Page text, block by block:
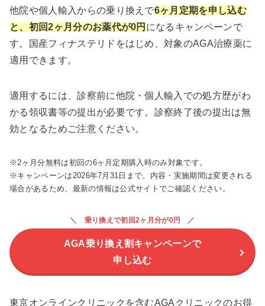
他院や個人輸入からの乗り換えで6ヶ月定期を申し込む
と、初回2ヶ月分のお薬代が0円 になるキャンペーンで
す。国産フィナステリドをはじめ、対象のAGA治療薬に
適用できます。
適用するには、診察前に他院・個人輸入での処方歴がわ
かる領収書等の提出が必要です。診察終了後の提出は無
効となるためご注意ください。
※2ヶ月分無料は初回の6ヶ月定期購入時のみ対象です。
※キャンペーンは2026年7月31日まで。内容・実施期間は変更される
場合があるため、最新の情報は公式サイトでご確認ください。
乗り換えで初回2ヶ月分が0円
AGA乗り換え割キャンペーンで
申し込む
東京オンラインクリニックを含むAGAクリニックのお得